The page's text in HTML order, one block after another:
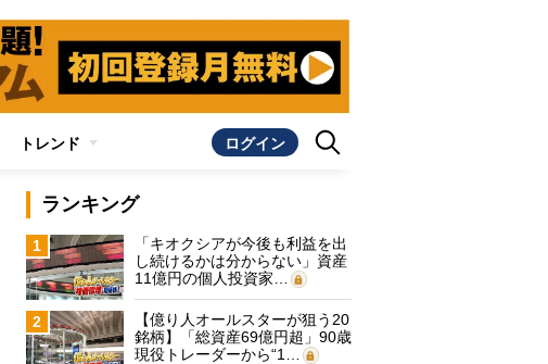
トレンド ログイン
ランキング
1
「キオクシアが今後も利益を出
し続けるかは分からない」資産
11億円の個人投資家…
2
【億り人オールスターが狙う20
銘柄】「総資産69億円超」90歳
現役トレーダーから“1…